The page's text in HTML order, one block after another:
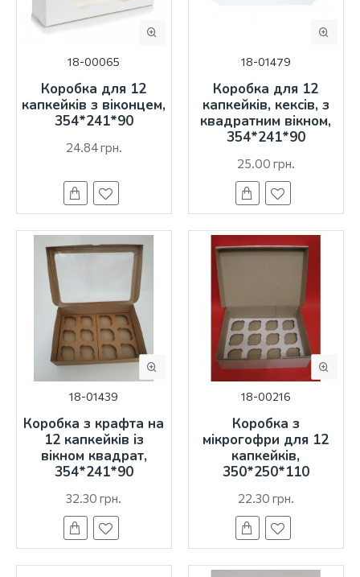
18-00065
Коробка для 12
капкейків з віконцем,
354*241*90
24.84 грн.
18-01479
Коробка для 12
капкейків, кексів, з
квадратним вікном,
354*241*90
25.00 грн.
18-01439
Коробка з крафта на
12 капкейків із
вікном квадрат,
354*241*90
32.30 грн.
18-00216
Коробка з
мікрогофри для 12
капкейків,
350*250*110
22.30 грн.